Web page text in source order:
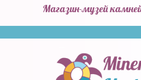
Магазин-музей